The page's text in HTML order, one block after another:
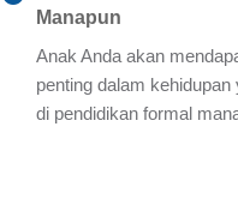
Manapun
Anak Anda akan
penting dalam
di pendidikan formal